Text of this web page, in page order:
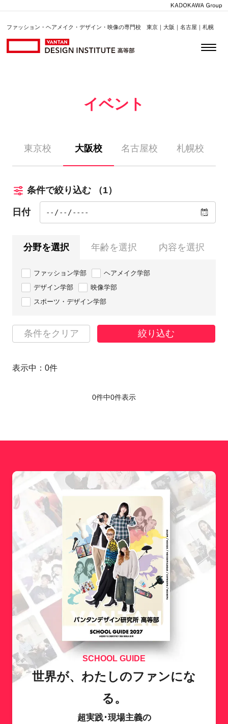
ファッション・ヘアメイク・デザイン・映像の専門校 東京｜大阪｜名古屋｜札幌
イベント
東京校 大阪校 名古屋校 札幌校
条件で絞り込む （1）
日付
分野を選択 年齢を選択 内容を選択
ファッション学部
ヘアメイク学部
デザイン学部
映像学部
スポーツ・デザイン学部
条件をクリア 絞り込む
表示中： 0件
0件中0件表示
SCHOOL GUIDE
世界が、わたしのファンにな
る。
超実践･現場主義の